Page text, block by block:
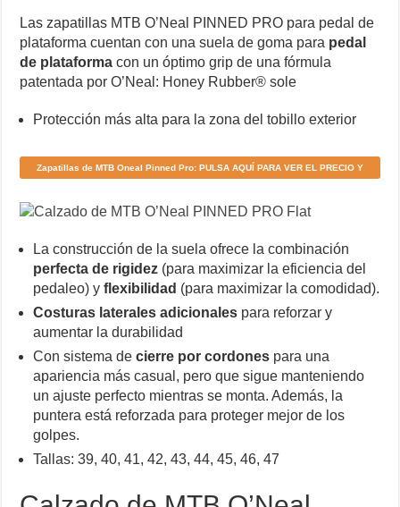
Las zapatillas MTB O’Neal PINNED PRO para pedal de
plataforma cuentan con una suela de goma para pedal
de plataforma con un óptimo grip de una fórmula
patentada por O’Neal: Honey Rubber® sole
Protección más alta para la zona del tobillo exterior
Zapatillas de MTB Oneal Pinned Pro: PULSA AQUÍ PARA VER EL PRECIO Y
La construcción de la suela ofrece la combinación
perfecta de rigidez (para maximizar la eficiencia del
pedaleo) yflexibilidad (para maximizar la comodidad).
Costuras laterales adicionales para reforzar y
aumentar la durabilidad
Con sistema decierre por cordones para una
apariencia más casual, pero que sigue manteniendo
un ajuste perfecto mientras se monta. Además, la
puntera está reforzada para proteger mejor de los
golpes.
Tallas: 39, 40, 41, 42, 43, 44, 45, 46, 47